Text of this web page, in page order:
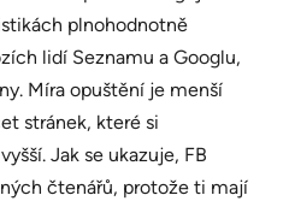
plnohodnotně
lidí Seznamu a Googlu,
Míra opuštění je menší
stránek, které si
Jak se ukazuje, FB
čtenářů, protože ti mají